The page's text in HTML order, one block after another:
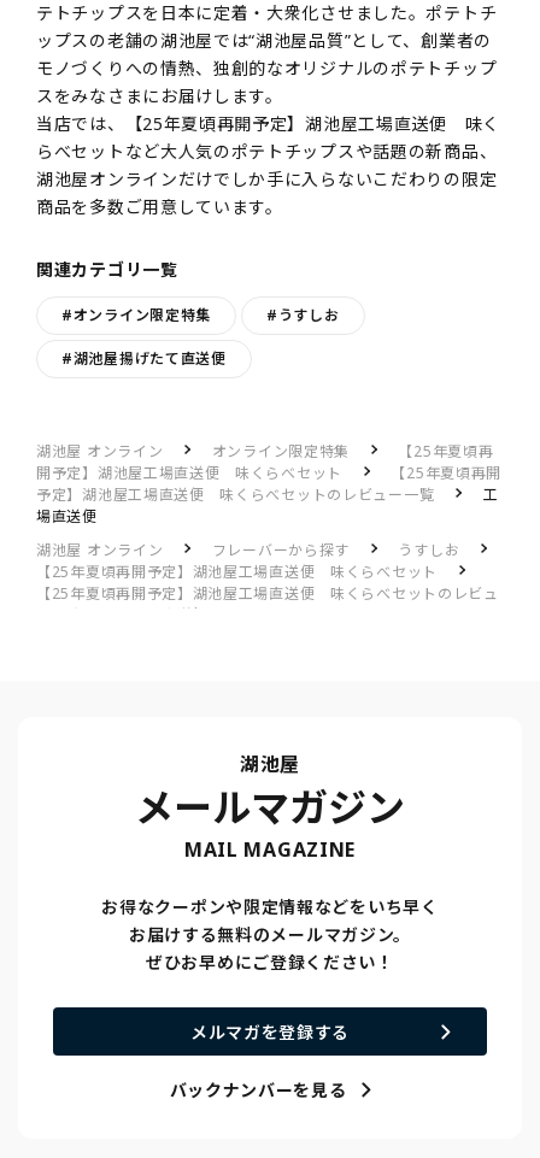
テトチップスを日本に定着・大衆化させました。ポテトチ
ップスの老舗の湖池屋では“湖池屋品質”として、創業者の
モノづくりへの情熱、独創的なオリジナルのポテトチップ
スをみなさまにお届けします。
当店では、【25年夏頃再開予定】湖池屋工場直送便 味く
らべセットなど大人気のポテトチップスや話題の新商品、
湖池屋オンラインだけでしか手に入らないこだわりの限定
商品を多数ご用意しています。
関連カテゴリ一覧
#オンライン限定特集 #うすしお
#湖池屋揚げたて直送便
湖池屋 オンライン オンライン限定特集
【25年夏頃再
開予定】湖池屋工場直送便 味くらべセット
【25年夏頃再開
予定】湖池屋工場直送便 味くらべセットのレビュー一覧
工
場直送便
湖池屋 オンライン
フレーバーから探す
うすしお
【25年夏頃再開予定】湖池屋工場直送便 味くらべセット
【25年夏頃再開予定】湖池屋工場直送便 味くらべセットのレビュ
工場直送便
湖池屋
メールマガジン
MAIL MAGAZINE
お得なクーポンや限定情報などをいち早く
お届けする無料のメールマガジン。
ぜひお早めにご登録ください！
メルマガを登録する
バックナンバーを見る